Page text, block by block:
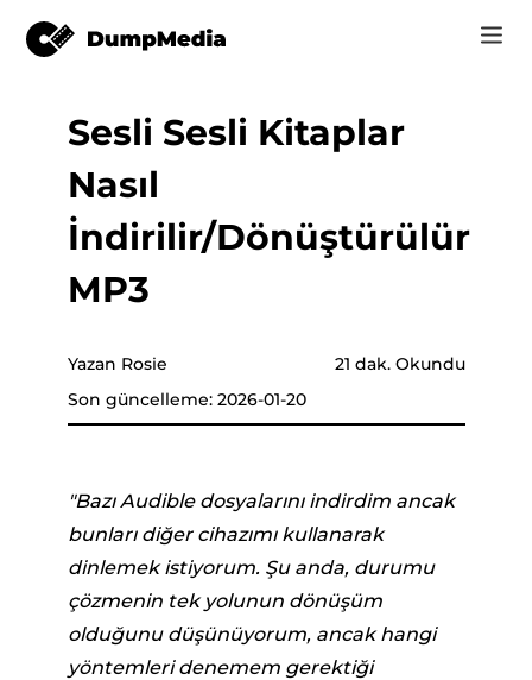
Music
Video
Çevrimiçi Araçlar
Spotify mp3'e
YouTube Music'e MP3
mağaza
Destek
Giriş
Kayıt Ol
Sesli Sesli Kitaplar
Nasıl
İndirilir/Dönüştürülür
MP3
Yazan Rosie
Son güncelleme: 2026-01-20
21 dak. Okundu
"Bazı Audible dosyalarını indirdim ancak
bunları diğer cihazımı kullanarak
dinlemek istiyorum. Şu anda, durumu
çözmenin tek yolunun dönüşüm
olduğunu düşünüyorum, ancak hangi
yöntemleri denemem gerektiği